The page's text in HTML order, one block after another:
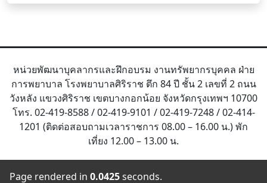
หน่วยพัฒนาบุคลากรและฝึกอบรม งานทรัพยากรบุคคล ฝ่าย
การพยาบาล โรงพยาบาลศิริราช ตึก 84 ปี ชั้น 2 เลขที่ 2 ถนน
วังหลัง แขวงศิริราช เขตบางกอกน้อย จังหวัดกรุงเทพฯ 10700
โทร. 02-419-8588 / 02-419-9101 / 02-419-7248 / 02-414-
1201 (ติดต่อสอบถามเวลาราชการ 08.00 – 16.00 น.) พัก
เที่ยง 12.00 – 13.00 น.
Page rendered in 0.0425seconds.